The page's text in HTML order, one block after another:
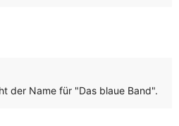
der Name für "Das blaue Band".